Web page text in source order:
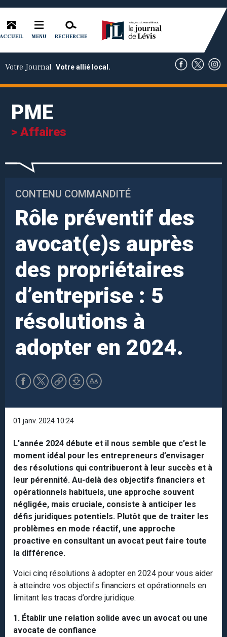
ACCUEIL MENU RECHERCHE
Votre Journal. Votre allié local.
PME
> Affaires
CONTENU COMMANDITÉ
Rôle préventif des
avocat(e)s auprès
des propriétaires
d’entreprise : 5
résolutions à
adopter en 2024.
01 janv. 2024 10:24
L'année 2024 débute et il nous semble que c’est le
moment idéal pour les entrepreneurs d’envisager
des résolutions qui contribueront à leur succès et à
leur pérennité. Au-delà des objectifs financiers et
opérationnels habituels, une approche souvent
négligée, mais cruciale, consiste à anticiper les
défis juridiques potentiels. Plutôt que de traiter les
problèmes en mode réactif, une approche
proactive en consultant un avocat peut faire toute
la différence.
Voici cinq résolutions à adopter en 2024 pour vous aider
à atteindre vos objectifs financiers et opérationnels en
limitant les tracas d’ordre juridique.
1. Établir une relation solide avec un avocat ou une
avocate de confiance